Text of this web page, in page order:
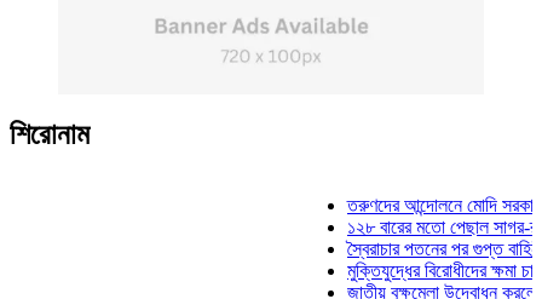
শিরোনাম
তরুণদের আন্দোলনে মোদি সরকার
১২৮ বারের মতো পেছাল সাগর-রুনি
স্বৈরাচার পতনের পর গুপ্ত বাহিনীর
মুক্তিযুদ্ধের বিরোধীদের ক্ষমা চাইতে
জাতীয় বৃক্ষমেলা উদ্বোধন করলেন